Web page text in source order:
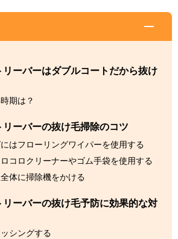
リーバーはダブルコートだから抜け
期は？
リーバーの抜け毛掃除のコツ
はフローリングワイパーを使用する
コロクリーナーやゴム手袋を使用する
体に掃除機をかける
リーバーの抜け毛予防に効果的な対
シングする